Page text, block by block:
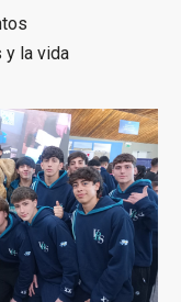
y la vida